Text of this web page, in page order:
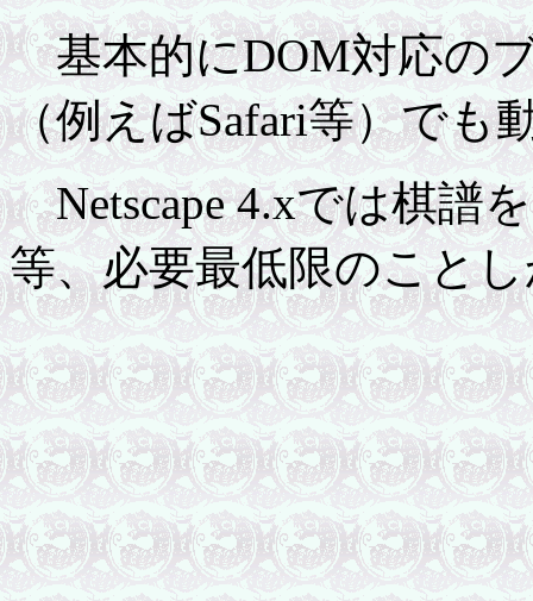
基本的にDOM対応の
（例えばSafari等）でも
Netscape 4.xでは棋譜
等、必要最低限のこと